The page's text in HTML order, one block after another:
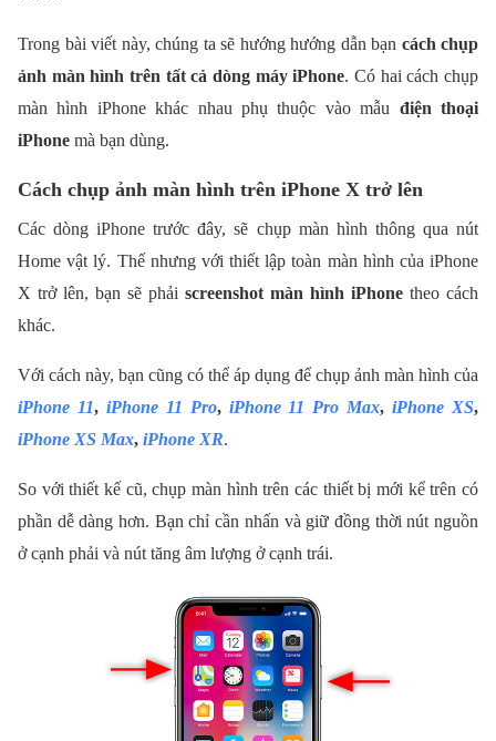
Trong bài viết này, chúng ta sẽ hướng hướng dẫn bạn cách chụp
ảnh màn hình trên tất cả dòng máy iPhone.Có hai cách chụp
màn hình iPhone khác nhau phụ thuộc vào mẫu điện thoại
iPhone mà bạn dùng.
Cách chụp ảnh màn hình trên iPhone X trở lên
Các dòng iPhone trước đây, sẽ chụp màn hình thông qua nút
Home vật lý. Thế nhưng với thiết lập toàn màn hình của iPhone
X trở lên, bạn sẽ phải screenshot màn hình iPhone theo cách
khác.
Với cách này, bạn cũng có thể áp dụng để chụp ảnh màn hình của
iPhone 11, iPhone 11 Pro, iPhone 11 Pro Max,iPhone XS,
iPhone XS Max, iPhone XR.
So với thiết kế cũ, chụp màn hình trên các thiết bị mới kể trên có
phần dễ dàng hơn. Bạn chỉ cần nhấn và giữ đồng thời nút nguồn
ở cạnh phải và nút tăng âm lượng ở cạnh trái.